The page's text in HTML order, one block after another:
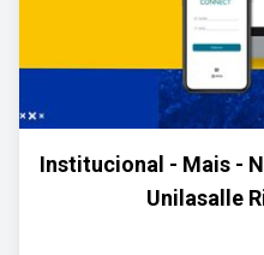
Institucional - Mais -
Unilasalle